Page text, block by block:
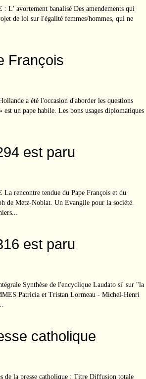
L' avortement banalisé Des amendements qui
de loi sur l'égalité femmes/hommes, qui ne
François
a été l'occasion d'aborder les questions
un pape habile. Les bons usages diplomatiques
est paru
rencontre tendue du Pape François et du
de Metz-Noblat. Un Evangile pour la société.
est paru
Synthèse de l'encyclique Laudato si' sur "la
Patricia et Tristan Lormeau - Michel-Henri
catholique
la presse catholique : Titre Diffusion totale